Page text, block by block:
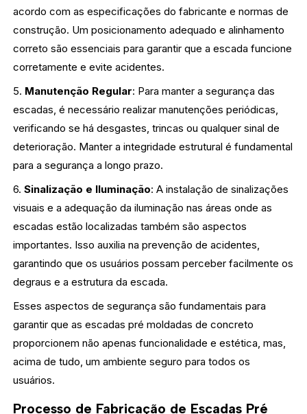
acordo com as especificações do fabricante e normas de
construção. Um posicionamento adequado e alinhamento
correto são essenciais para garantir que a escada funcione
corretamente e evite acidentes.
5. Manutenção Regular: Para manter a segurança das
escadas, é necessário realizar manutenções periódicas,
verificando se há desgastes, trincas ou qualquer sinal de
deterioração. Manter a integridade estrutural é fundamental
para a segurança a longo prazo.
6.Sinalização e Iluminação: A instalação de sinalizações
visuais e a adequação da iluminação nas áreas onde as
escadas estão localizadas também são aspectos
importantes. Isso auxilia na prevenção de acidentes,
garantindo que os usuários possam perceber facilmente os
degraus e a estrutura da escada.
Esses aspectos de segurança são fundamentais para
garantir que as escadas pré moldadas de concreto
proporcionem não apenas funcionalidade e estética, mas,
acima de tudo, um ambiente seguro para todos os
usuários.
Processo de Fabricação de Escadas Pré